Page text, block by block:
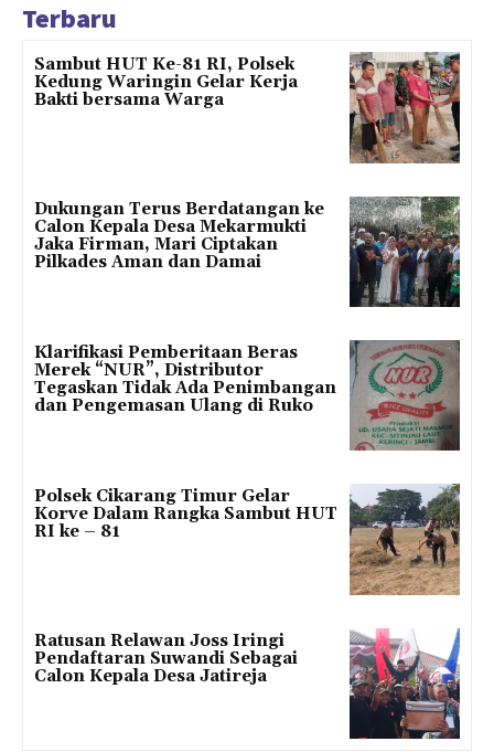
Terbaru
Sambut HUT Ke-81 RI, Polsek
Kedung Waringin Gelar Kerja
Bakti bersama Warga
Dukungan Terus Berdatangan ke
Calon Kepala Desa Mekarmukti
Jaka Firman, Mari Ciptakan
Pilkades Aman dan Damai
Klarifikasi Pemberitaan Beras
Merek “NUR”, Distributor
Tegaskan Tidak Ada Penimbangan
dan Pengemasan Ulang di Ruko
Polsek Cikarang Timur Gelar
Korve Dalam Rangka Sambut HUT
RI ke – 81
Ratusan Relawan Joss Iringi
Pendaftaran Suwandi Sebagai
Calon Kepala Desa Jatireja